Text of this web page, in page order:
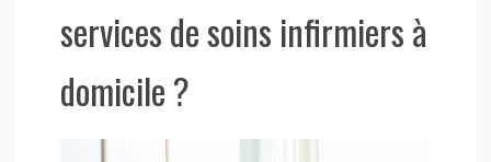
services de soins infirmiers à
domicile ?